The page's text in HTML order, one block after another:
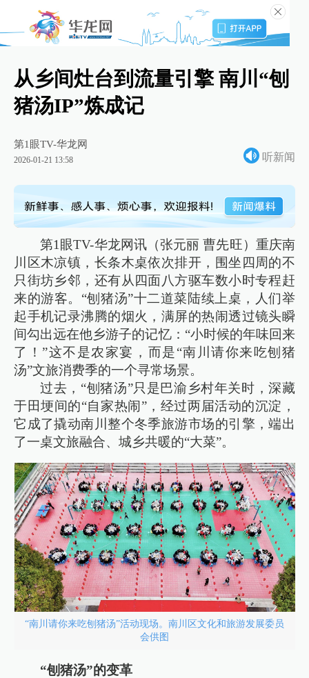
从乡间灶台到流量引擎 南川“刨
猪汤IP”炼成记
第1眼TV-华龙网
2026-01-21 13:58 听新闻
第1眼TV-华龙网讯（张元丽 曹先旺）重庆南
川区木凉镇，长条木桌依次排开，围坐四周的不
只街坊乡邻，还有从四面八方驱车数小时专程赶
来的游客。“刨猪汤”十二道菜陆续上桌，人们举
起手机记录沸腾的烟火，满屏的热闹透过镜头瞬
间勾出远在他乡游子的记忆：“小时候的年味回来
了！”这不是农家宴，而是“南川请你来吃刨猪
汤”文旅消费季的一个寻常场景。
过去，“刨猪汤”只是巴渝乡村年关时，深藏
于田埂间的“自家热闹”，经过两届活动的沉淀，
它成了撬动南川整个冬季旅游市场的引擎，端出
了一桌文旅融合、城乡共暖的“大菜”。
“南川请你来吃刨猪汤”活动现场。南川区文化和旅游发展委员
会供图
“刨猪汤”的变革